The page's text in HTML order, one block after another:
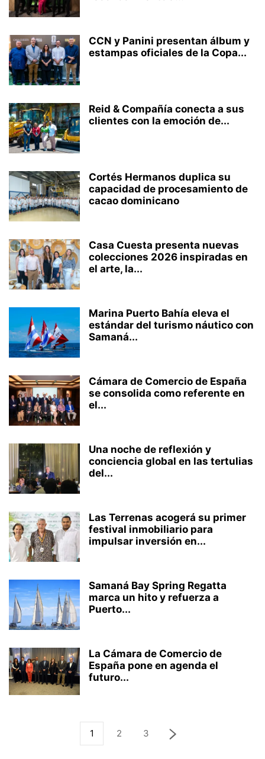
CCN y Panini presentan álbum y
estampas oficiales de la Copa...
Reid & Compañía conecta a sus
clientes con la emoción de...
Cortés Hermanos duplica su
capacidad de procesamiento de
cacao dominicano
Casa Cuesta presenta nuevas
colecciones 2026 inspiradas en
el arte, la...
Marina Puerto Bahía eleva el
estándar del turismo náutico con
Samaná...
Cámara de Comercio de España
se consolida como referente en
el...
Una noche de reflexión y
conciencia global en las tertulias
del...
Las Terrenas acogerá su primer
festival inmobiliario para
impulsar inversión en...
Samaná Bay Spring Regatta
marca un hito y refuerza a
Puerto...
La Cámara de Comercio de
España pone en agenda el
futuro...
1 2 3